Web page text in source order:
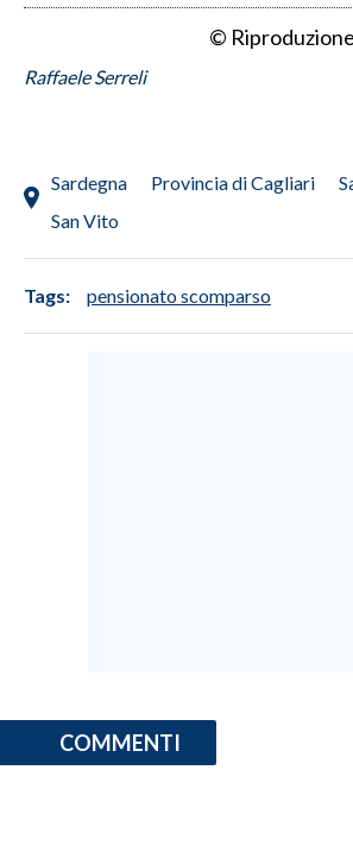
©
Raffaele Serreli
Sardegna Provincia di Cagliari
San Vito
Tags: pensionato scomparso
COMMENTI